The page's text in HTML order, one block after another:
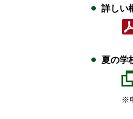
詳しい
夏の学
※